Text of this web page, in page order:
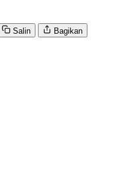
Salin Bagikan